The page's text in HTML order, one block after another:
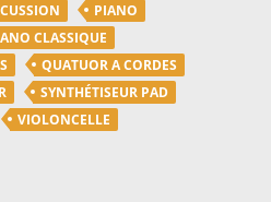
PIANO
CLASSIQUE
QUATUOR A CORDES
SYNTHÉTISEUR PAD
VIOLONCELLE